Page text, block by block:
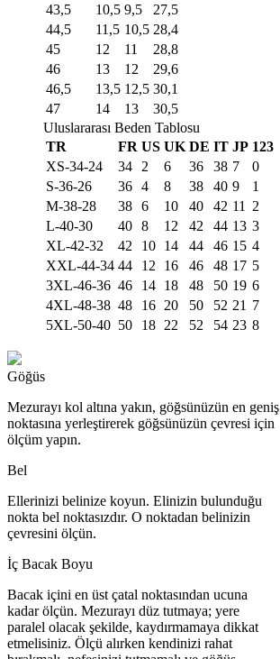
43,5
10,5 9,5
27,5
44,5
11,5 10,5 28,4
45
12 11
28,8
46
13 12
29,6
46,5
13,5 12,5 30,1
47
14 13
30,5
Uluslararası Beden Tablosu
TR
FR US UK DE IT JP 123
XS-34-24
34 2 6 36 38 7
0
S-36-26
36 4 8 38 40 9
1
M-38-28
38 6 10 40 42 11
2
L-40-30
40 8 12 42 44 13 3
XL-42-32
42 10 14 44 46 15 4
XXL-44-34 44 12 16 46 48 17 5
3XL-46-36 46 14 18 48 50 19 6
4XL-48-38 48 16 20 50 52 21 7
5XL-50-40 50 18 22 52 54 23 8
Göğüs
Mezurayı kol altına yakın, göğsünüzün en geniş
noktasına yerleştirerek göğsünüzün çevresi için
ölçüm yapın.
Bel
Ellerinizi belinize koyun. Elinizin bulunduğu
nokta bel noktasızdır. O noktadan belinizin
çevresini ölçün.
İç Bacak Boyu
Bacak içini en üst çatal noktasından ucuna
kadar ölçün. Mezurayı düz tutmaya; yere
paralel olacak şekilde, kaydırmamaya dikkat
etmelisiniz. Ölçü alırken kendinizi rahat